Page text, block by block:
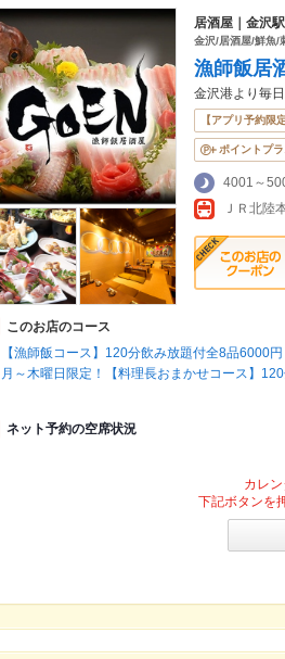
居酒屋｜金沢駅
金沢/居酒屋/鮮魚/
漁師飯居
金沢港より毎
【アプリ予約限
ポイントプ
4001～
ＪＲ北陸
このお店のコース
【漁師飯コース】120分飲み放題付全8品6000円
月～木曜日限定！【料理長おまかせコース】
ネット予約の空席状況
カレ
下記ボタンを